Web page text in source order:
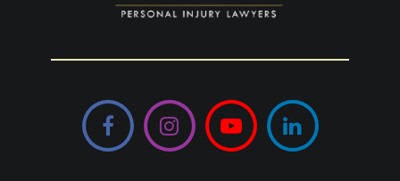
FacebookInstagramYouTube LinkedIn